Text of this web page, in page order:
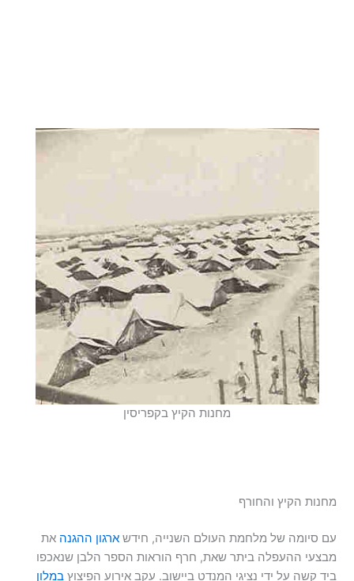
מחנות הקיץ בקפריסין
מחנות הקיץ והחורף
עם סיומה של מלחמת העולם השנייה, חידשארגון ההגנה את
מבצעי ההעפלה ביתר שאת, חרף הוראות הספר הלבן שנאכפו
ביד קשה על ידי נציגי המנדט ביישוב. עקב אירוע הפיצוץבמלון